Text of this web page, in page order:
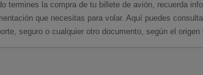
termines la compra de tu billete de avión, recuerda
que necesitas para volar. Aquí puedes
seguro o cualquier otro documento, según el